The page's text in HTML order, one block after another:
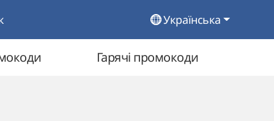
Українська
Гарячі промокоди